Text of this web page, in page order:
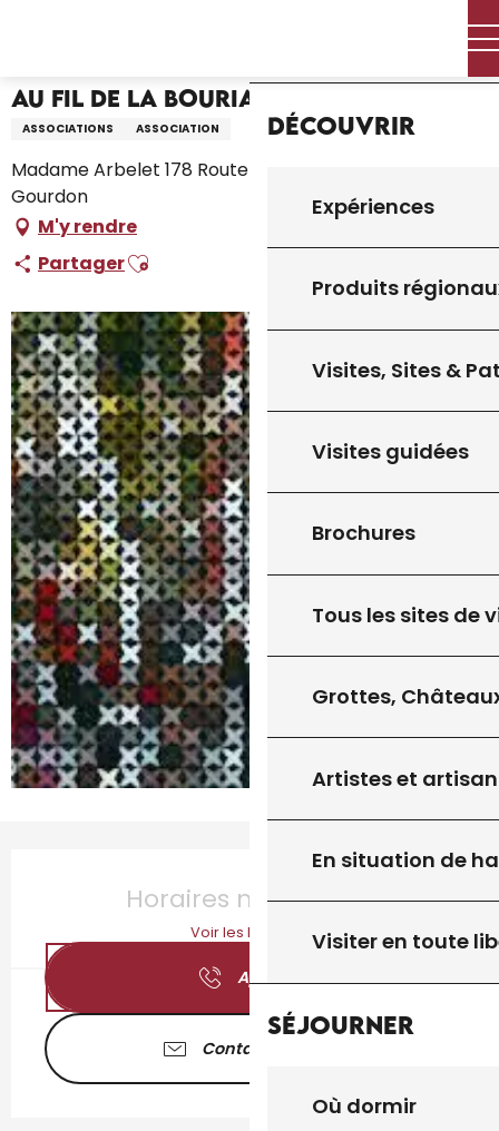
principal
Découvrir
Expériences
Produits
Visites, Sites &
Visites guidées
Brochures
Tous les sites de
Grottes,
Artistes et
En situation de
Visiter en toute
Séjourner
Où dormir
Au fil de la Bouriane
ASSOCIATIONS ASSOCIATION
Madame Arbelet 178 Route du Mas de Jacques, 46300
Gourdon
M'y rendre
PartagerAjouter aux favoris
Ouverture et coordonnées
Horaires non définis
Voir les horaires
Appeler
Contactez-nous